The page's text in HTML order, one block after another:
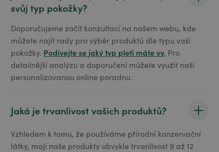
svůj typ pokožky?
Doporučujeme začít konzultací na našem webu, kde
můžete najít rady pro výběr produktů dle typu vaší
pokožky. Podívejte se jaký typ pleti máte vy. Pro
detailnější analýzu a doporučení můžete využít naši
personalizovanou online poradnu.
Jaká je trvanlivost vašich produktů?
Vzhledem k tomu, že používáme přírodní konzervační
látky, mají naše produkty obvykle trvanlivost 9 až 12